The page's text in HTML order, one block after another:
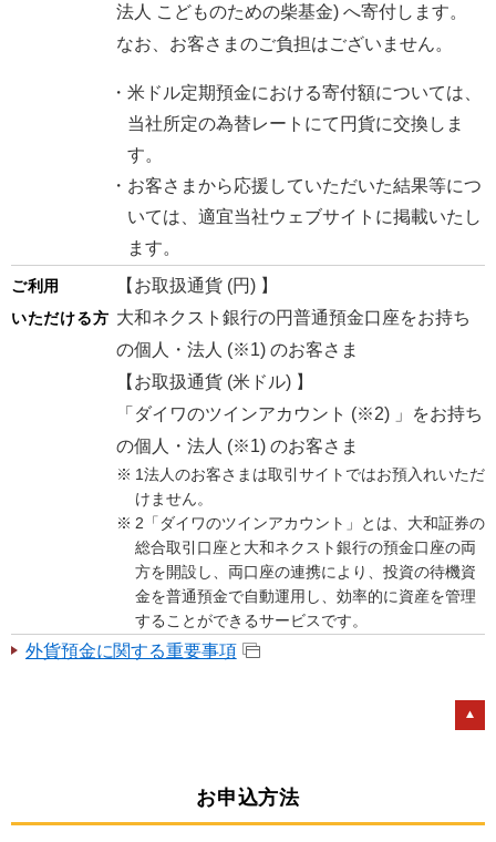
法人 こどものための柴基金) へ寄付します。
なお、お客さまのご負担はございません。
米ドル定期預金における寄付額については、
当社所定の為替レートにて円貨に交換しま
す。
お客さまから応援していただいた結果等につ
いては、適宜当社ウェブサイトに掲載いたし
ます。
ご利用
いただける方
【お取扱通貨 (円) 】
大和ネクスト銀行の円普通預金口座をお持ち
の個人・法人 (※1) のお客さま
【お取扱通貨 (米ドル) 】
「ダイワのツインアカウント (※2) 」をお持ち
の個人・法人 (※1) のお客さま
1法人のお客さまは取引サイトではお預入れいただ
けません。
2「ダイワのツインアカウント」とは、大和証券の
総合取引口座と大和ネクスト銀行の預金口座の両
方を開設し、両口座の連携により、投資の待機資
金を普通預金で自動運用し、効率的に資産を管理
することができるサービスです。
外貨預金に関する重要事項
お申込方法